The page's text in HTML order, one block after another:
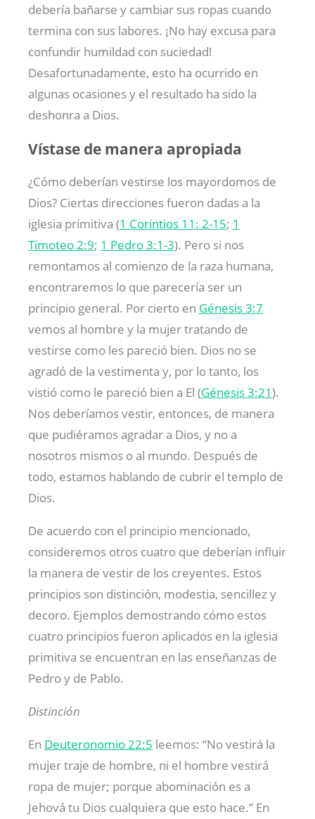
debería bañarse y cambiar sus ropas cuando
termina con sus labores. ¡No hay excusa para
confundir humildad con suciedad!
Desafortunadamente, esto ha ocurrido en
algunas ocasiones y el resultado ha sido la
deshonra a Dios.
Vístase de manera apropiada
¿Cómo deberían vestirse los mayordomos de
Dios? Ciertas direcciones fueron dadas a la
iglesia primitiva (1 Corintios 11: 2-15; 1
Timoteo 2:9; 1 Pedro 3:1-3). Pero si nos
remontamos al comienzo de la raza humana,
encontraremos lo que parecería ser un
principio general. Por cierto en Génesis 3:7
vemos al hombre y la mujer tratando de
vestirse como les pareció bien. Dios no se
agradó de la vestimenta y, por lo tanto, los
vistió como le pareció bien a El (Génesis 3:21).
Nos deberíamos vestir, entonces, de manera
que pudiéramos agradar a Dios, y no a
nosotros mismos o al mundo. Después de
todo, estamos hablando de cubrir el templo de
Dios.
De acuerdo con el principio mencionado,
consideremos otros cuatro que deberían influir
la manera de vestir de los creyentes. Estos
principios son distinción, modestia, sencillez y
decoro. Ejemplos demostrando cómo estos
cuatro principios fueron aplicados en la iglesia
primitiva se encuentran en las enseñanzas de
Pedro y de Pablo.
Distinción
En Deuteronomio 22:5 leemos: “No vestirá la
mujer traje de hombre, ni el hombre vestirá
ropa de mujer; porque abominación es a
Jehová tu Dios cualquiera que esto hace.” En